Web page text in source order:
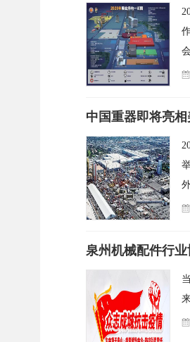
中国重器即将亮
泉州机械配件行